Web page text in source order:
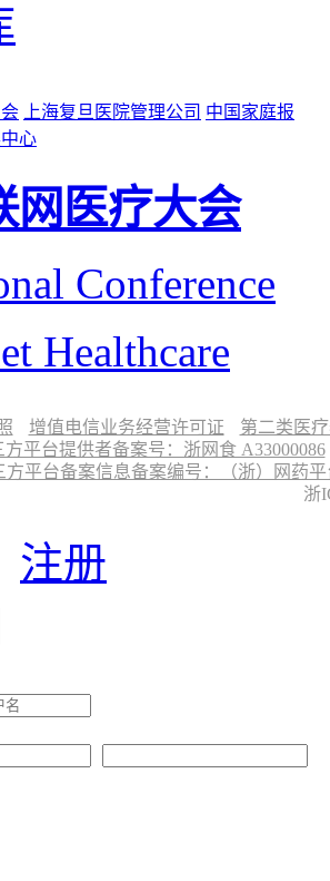
上海复旦医院管理公司 中国家庭报
心
网医疗大会
Conference
Healthcare
增值电信业务经营许可证
第二类医
方平台提供者备案号：浙网食 A33000086
平台备案信息备案编号：（浙）网药平
浙
注册